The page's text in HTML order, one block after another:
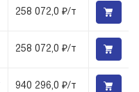
258 072,0 ₽/т
258 072,0 ₽/т
940 296,0 ₽/т